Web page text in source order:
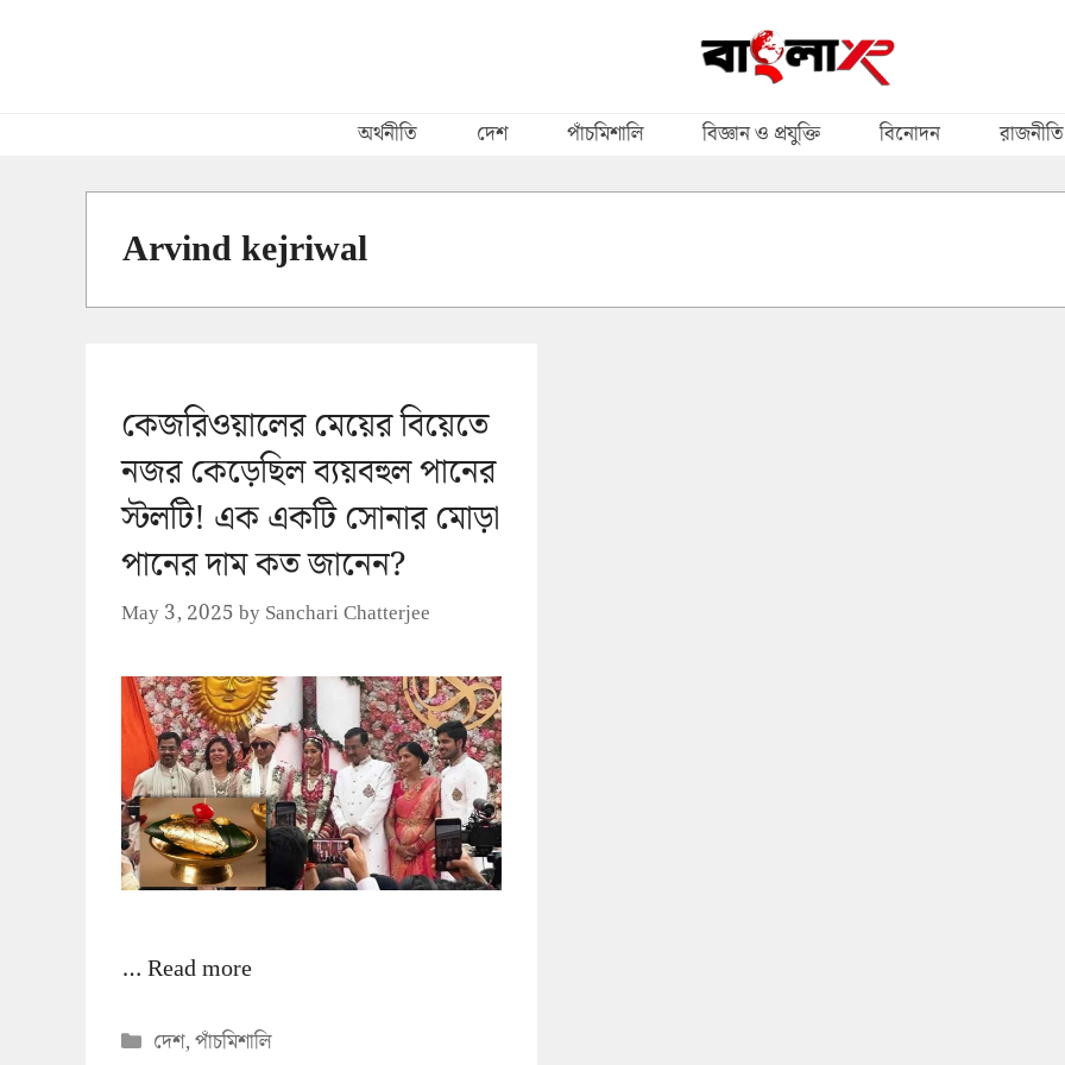
অর্থনীতি দেশ পাঁচমিশালি বিজ্ঞান ও প্রযুক্তি বিনোদন রাজনীতি
Arvind kejriwal
কেজরিওয়ালের মেয়ের বিয়েতে
নজর কেড়েছিল ব্যয়বহুল পানের
স্টলটি! এক একটি সোনার মোড়া
পানের দাম কত জানেন?
May 3, 2025bySanchari Chatterjee
…Read more
Categories
দেশ,পাঁচমিশালি